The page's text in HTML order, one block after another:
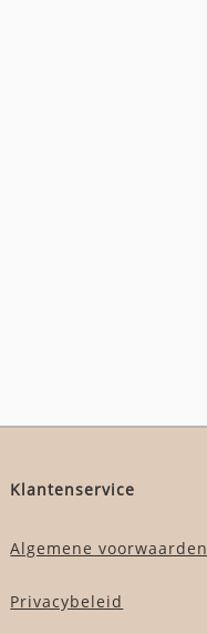
Klantenservice
Algemene voorwaarden
Privacybeleid